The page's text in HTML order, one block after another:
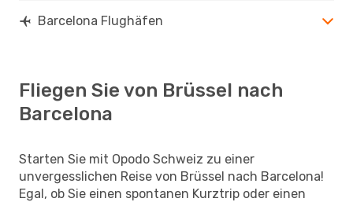
Barcelona Flughäfen
Fliegen Sie von Brüssel nach
Barcelona
Starten Sie mit Opodo Schweiz zu einer
unvergesslichen Reise von Brüssel nach Barcelona!
Egal, ob Sie einen spontanen Kurztrip oder einen